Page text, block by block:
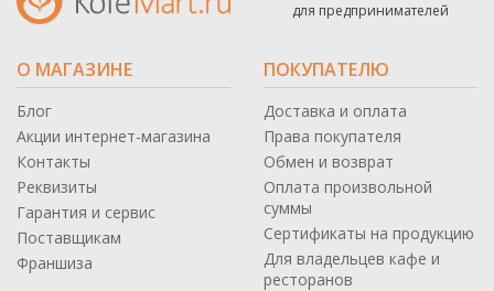
для предпринимателей
О МАГАЗИНЕ
Блог
Акции интернет-магазина
Контакты
Реквизиты
Гарантия и сервис
Поставщикам
Франшиза
ПОКУПАТЕЛЮ
Доставка и оплата
Права покупателя
Обмен и возврат
Оплата произвольной
суммы
Сертификаты на продукцию
Для владельцев кафе и
ресторанов